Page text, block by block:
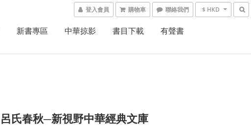
登入會員 購物車 聯絡我們 $ HKD
新書專區 中華掠影 書目下載 有聲書
呂氏春秋─新視野中華經典文庫